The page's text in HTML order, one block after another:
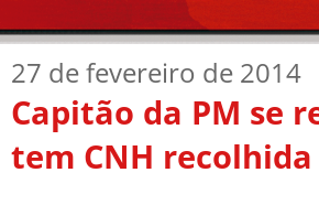
27 de fevereiro de 2014
Capitão da PM se
tem CNH recolhida